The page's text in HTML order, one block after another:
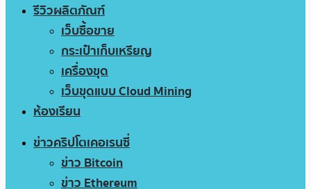
รีวิวผลิตภัณฑ์
เว็บซื้อขาย
กระเป๋าเก็บเหรียญ
เครื่องขุด
เว็บขุดแบบ Cloud Mining
ห้องเรียน
ข่าวคริปโตเคอเรนซี่
ข่าว Bitcoin
ข่าว Ethereum